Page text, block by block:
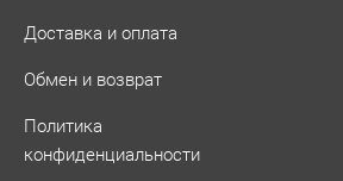
Доставка и оплата
Обмен и возврат
Политика
конфиденциальности